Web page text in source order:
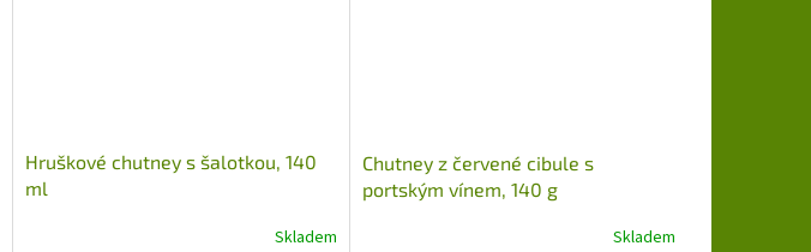
Hruškové chutney s šalotkou, 140
ml
Skladem
Chutney z červené cibule s
portským vínem, 140 g
Skladem